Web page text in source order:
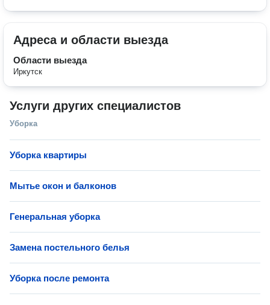
Адреса и области выезда
Области выезда
Иркутск
Услуги других специалистов
Уборка
Уборка квартиры
Мытье окон и балконов
Генеральная уборка
Замена постельного белья
Уборка после ремонта